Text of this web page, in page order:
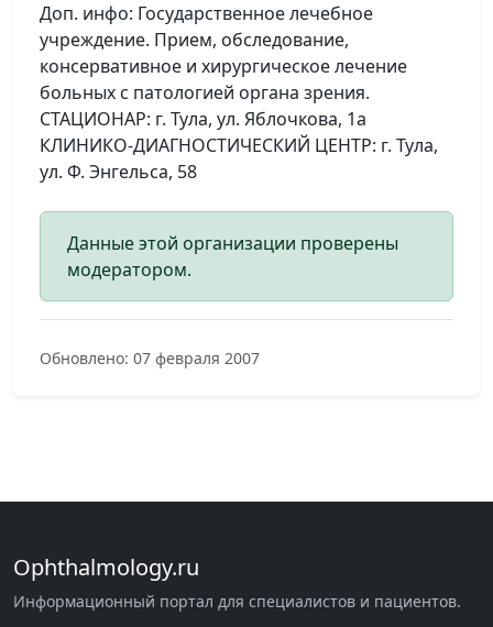
Доп. инфо: Государственное лечебное
учреждение. Прием, обследование,
консервативное и хирургическое лечение
больных с патологией органа зрения.
СТАЦИОНАР: г. Тула, ул. Яблочкова, 1а
КЛИНИКО-ДИАГНОСТИЧЕСКИЙ ЦЕНТР: г. Тула,
ул. Ф. Энгельса, 58
Данные этой организации проверены
модератором.
Обновлено: 07 февраля 2007
Ophthalmology.ru
Информационный портал для специалистов и пациентов.